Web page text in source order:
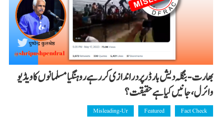
بھارت-بنگلہ دیش بارڈر پر در اندازی کر رہے روہنگیا مسلمانوں کا ویڈیو
وائرل، جانیں کیا ہے حقیقت؟
Fact Check
Featured
Misleading-Ur